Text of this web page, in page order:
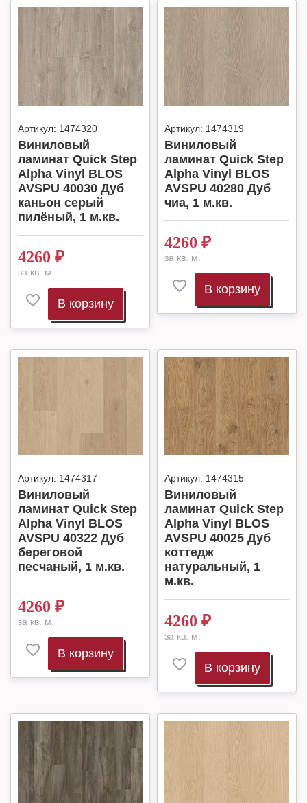
Артикул: 1474320
Виниловый
ламинат Quick Step
Alpha Vinyl BLOS
AVSPU 40030 Дуб
каньон серый
пилёный, 1 м.кв.
4260 ₽
за кв. м.
В корзину
Артикул: 1474319
Виниловый
ламинат Quick Step
Alpha Vinyl BLOS
AVSPU 40280 Дуб
чиа, 1 м.кв.
4260 ₽
за кв. м.
В корзину
Артикул: 1474317
Виниловый
ламинат Quick Step
Alpha Vinyl BLOS
AVSPU 40322 Дуб
береговой
песчаный, 1 м.кв.
4260 ₽
за кв. м.
В корзину
Артикул: 1474315
Виниловый
ламинат Quick Step
Alpha Vinyl BLOS
AVSPU 40025 Дуб
коттедж
натуральный, 1
м.кв.
4260 ₽
за кв. м.
В корзину